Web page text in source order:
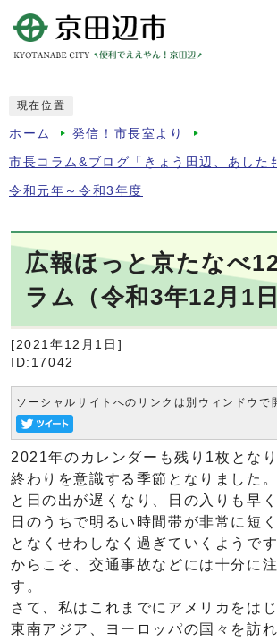
現在位置
ホーム 発信！市長室より
市長コラム&ブログ「きょう田辺、あした
令和元年～令和3年度
広報ほっと京たなべ
ラム（令和3年12月1日
[2021年12月1日]
ID:17042
ソーシャルサイトへのリンクは別ウィンドウで
2021年のカレンダーも残り1枚とな
終わりを意識する季節となりました
と日の出が遅くなり、日の入りも早
日のうちで明るい時間帯が非常に短
となくせわしなく過ぎていくようで
からこそ、交通事故などには十分に
す。
さて、私はこれまでにアメリカをは
東南アジア、ヨーロッパの国々を訪